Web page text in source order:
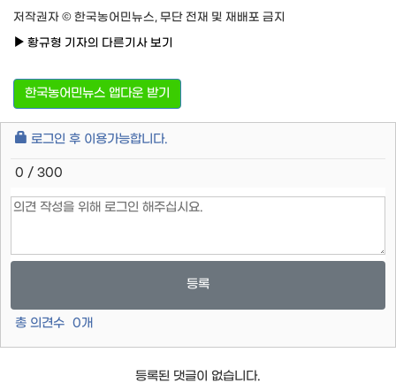
저작권자 © 한국농어민뉴스, 무단 전재 및 재배포 금지
황규형 기자의 다른기사 보기
한국농어민뉴스 앱다운 받기
로그인 후 이용가능합니다.
0 / 300
등록
총 의견수 0개
등록된 댓글이 없습니다.